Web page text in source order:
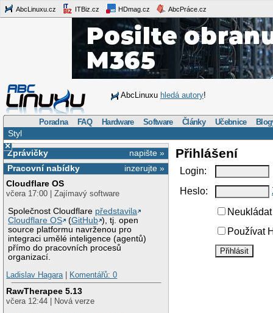
AbcLinuxu.cz ITBiz.cz HDmag.cz AbcPráce.cz
AbcLinuxu hledá autory!
Poradna FAQ Hardware Software Články Učebnice
Styl
×
napište »
Zprávičky
inzerujte »
Pracovní nabídky
Cloudflare OS
včera 17:00 | Zajímavý software
Společnost Cloudflare představila
Cloudflare OS
(GitHub ), tj. open
source platformu navrženou pro
integraci umělé inteligence (agentů)
přímo do pracovních procesů
organizací.
Ladislav Hagara| Komentářů: 0
RawTherapee 5.13
včera 12:44 | Nová verze
Přihlášení
Login:
Heslo:
Používat